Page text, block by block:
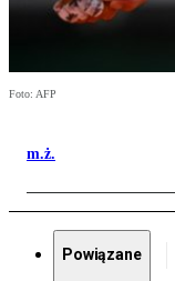
Foto: AFP
m.ż.
Powiązane